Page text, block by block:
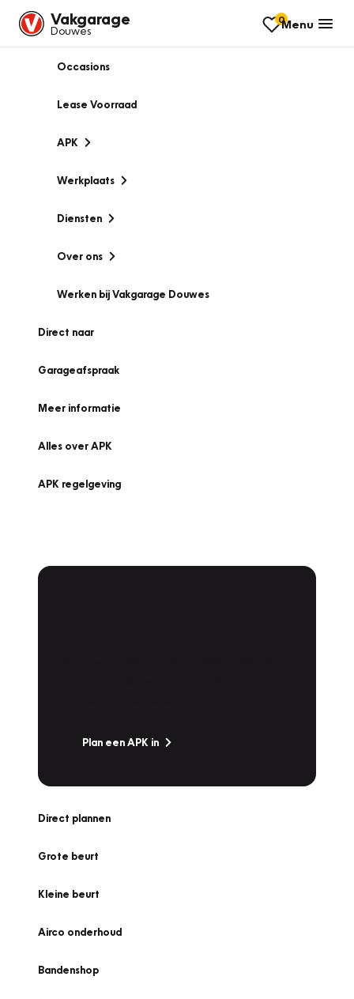
Vakgarage
Douwes
0Menu
Occasions
Lease Voorraad
APK
Werkplaats
Diensten
Over ons
Werken bij Vakgarage Douwes
Direct naar
Garageafspraak
Meer informatie
Alles over APK
APK regelgeving
Plan een APK in
Direct plannen
Grote beurt
Kleine beurt
Airco onderhoud
Bandenshop